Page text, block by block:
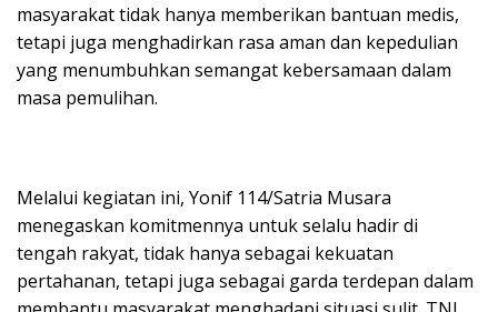
masyarakat tidak hanya memberikan bantuan medis,
tetapi juga menghadirkan rasa aman dan kepedulian
yang menumbuhkan semangat kebersamaan dalam
masa pemulihan.
Melalui kegiatan ini, Yonif 114/Satria Musara
menegaskan komitmennya untuk selalu hadir di
tengah rakyat, tidak hanya sebagai kekuatan
pertahanan, tetapi juga sebagai garda terdepan dalam